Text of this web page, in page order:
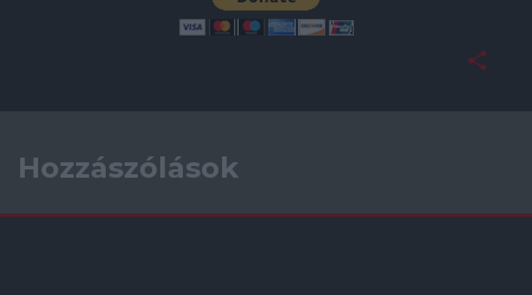
Hozzászólások